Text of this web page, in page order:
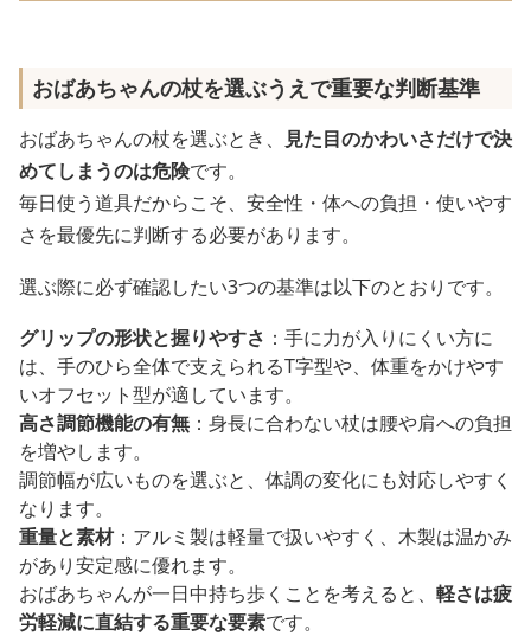
おばあちゃんの杖を選ぶうえで重要な判断基準
おばあちゃんの杖を選ぶとき、
見た目のかわいさだけで決
めてしまうのは危険です。
毎日使う道具だからこそ、安全性・体への負担・使いやす
さを最優先に判断する必要があります。
選ぶ際に必ず確認したい3つの基準は以下のとおりです。
グリップの形状と握りやすさ ：手に力が入りにくい方に
は、手のひら全体で支えられるT字型や、体重をかけやす
いオフセット型が適しています。
高さ調節機能の有無 ：身長に合わない杖は腰や肩への負担
を増やします。
調節幅が広いものを選ぶと、体調の変化にも対応しやすく
なります。
重量と素材：アルミ製は軽量で扱いやすく、木製は温かみ
があり安定感に優れます。
おばあちゃんが一日中持ち歩くことを考えると、 軽さは疲
労軽減に直結する重要な要素です。